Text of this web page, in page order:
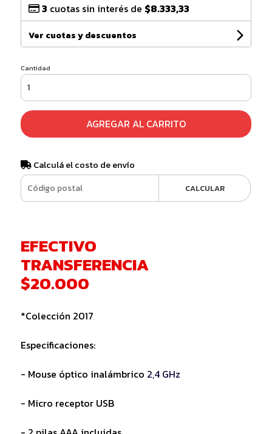
3 cuotas sin interés de $8.333,33
Ver cuotas y descuentos
Cantidad
AGREGAR AL CARRITO
Calculá el costo de envío
CALCULAR
EFECTIVO
TRANSFERENCIA
$20.000
*Colección 2017
Especificaciones:
- Mouse óptico inalámbrico 2,4 GHz
- Micro receptor USB